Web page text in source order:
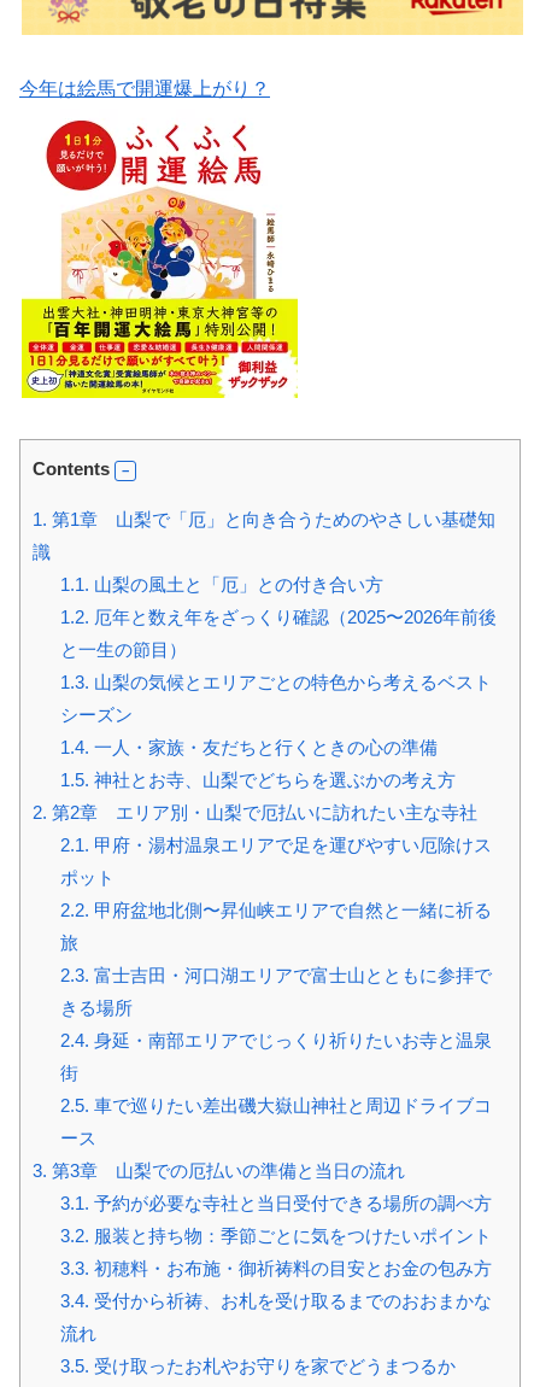
今年は絵馬で開運爆上がり？
Contents
1. 第1章 山梨で「厄」と向き合うためのやさしい基礎知
識
1.1. 山梨の風土と「厄」との付き合い方
1.2. 厄年と数え年をざっくり確認（2025〜2026年前後
と一生の節目）
1.3. 山梨の気候とエリアごとの特色から考えるベスト
シーズン
1.4. 一人・家族・友だちと行くときの心の準備
1.5. 神社とお寺、山梨でどちらを選ぶかの考え方
2. 第2章 エリア別・山梨で厄払いに訪れたい主な寺社
2.1. 甲府・湯村温泉エリアで足を運びやすい厄除けス
ポット
2.2. 甲府盆地北側〜昇仙峡エリアで自然と一緒に祈る
旅
2.3. 富士吉田・河口湖エリアで富士山とともに参拝で
きる場所
2.4. 身延・南部エリアでじっくり祈りたいお寺と温泉
街
2.5. 車で巡りたい差出磯大嶽山神社と周辺ドライブコ
ース
3. 第3章 山梨での厄払いの準備と当日の流れ
3.1. 予約が必要な寺社と当日受付できる場所の調べ方
3.2. 服装と持ち物：季節ごとに気をつけたいポイント
3.3. 初穂料・お布施・御祈祷料の目安とお金の包み方
3.4. 受付から祈祷、お札を受け取るまでのおおまかな
流れ
3.5. 受け取ったお札やお守りを家でどうまつるか